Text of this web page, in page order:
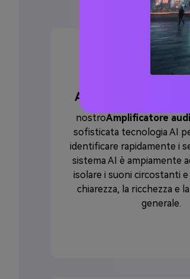
Alimentato dalla
nostroAmplificatore
sofisticata tecnologia AI
identificare rapidamente i
sistema AI è ampiamente
isolare i suoni circostanti
chiarezza, la ricchezza e
generale.